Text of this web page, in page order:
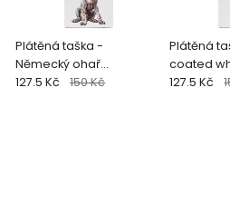
Plátěná taška -
Německý ohař
krátkosrstý
127.5 Kč 150 Kč
Plátěná
coated
127.5 Kč